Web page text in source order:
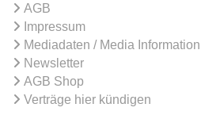
AGB
Impressum
Mediadaten / Media Information
Newsletter
AGB Shop
Verträge hier kündigen